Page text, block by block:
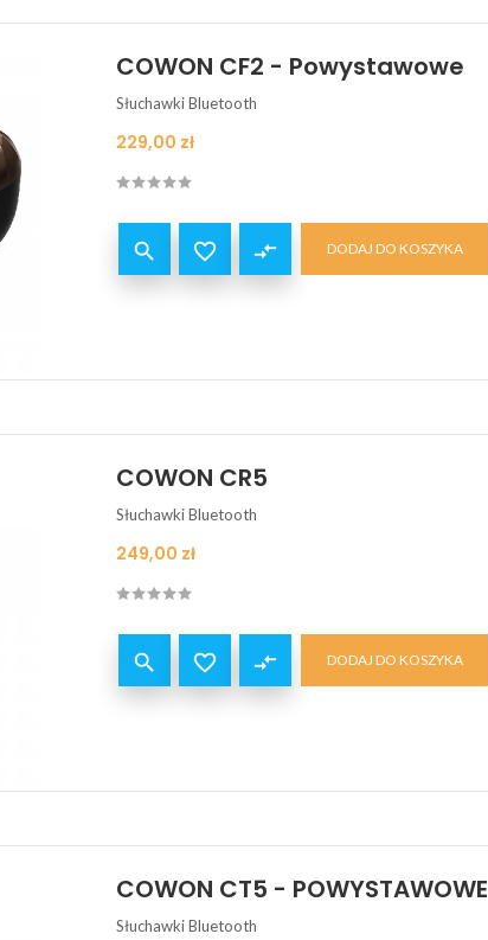
COWON CF2 - Powystawowe
Słuchawki Bluetooth
Cena
229,00 zł
  compare_arrows DODAJ DO KOSZYKA
COWON CR5
Słuchawki Bluetooth
Cena
249,00 zł
  compare_arrows DODAJ DO KOSZYKA
COWON CT5 - POWYSTAWOWE
Słuchawki Bluetooth